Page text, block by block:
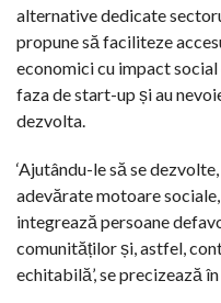
alternative dedicate
propune să faciliteze
economici cu impact
faza de start-up și au
dezvolta.
‘Ajutându-le să se
adevărate motoare
integrează persoane
comunităților și, astfel,
echitabilă’, se precizează